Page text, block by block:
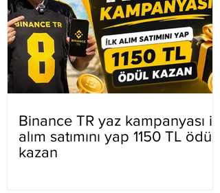
Binance TR yaz kampanyası ilk
alım satımını yap 1150 TL ödül
kazan